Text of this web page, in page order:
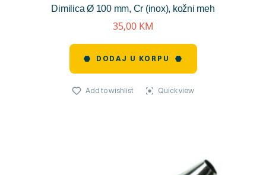
Dimilica Ø 100 mm, Cr (inox), kožni meh
reviews)
35,00 KM
DODAJ U KORPU
Add to wishlist Quick view